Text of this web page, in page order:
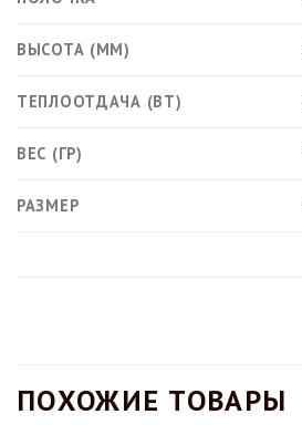
ВЫСОТА (ММ)
ТЕПЛООТДАЧА (ВТ)
ВЕС (ГР)
РАЗМЕР
ПОХОЖИЕ ТОВАРЫ